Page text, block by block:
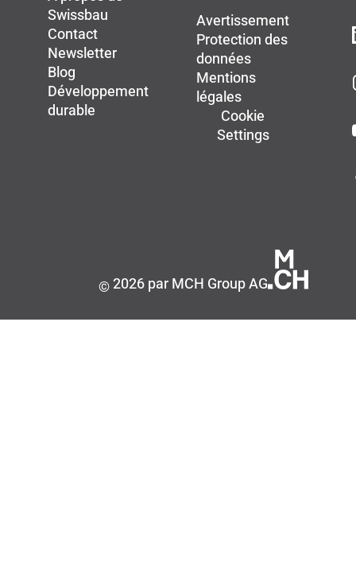
Swissbau
Contact
Newsletter
Blog
Développement
durable
Avertissement
Protection des
données
Mentions
légales
Cookie
Settings
©2026 par MCH Group AG